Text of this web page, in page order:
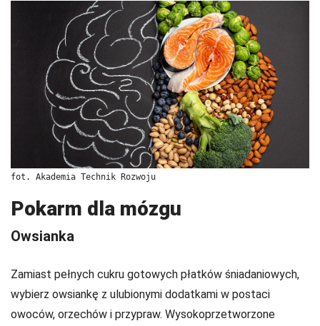
fot. Akademia Technik Rozwoju
Pokarm dla mózgu
Owsianka
Zamiast pełnych cukru gotowych płatków śniadaniowych,
wybierz owsiankę z ulubionymi dodatkami w postaci
owoców, orzechów i przypraw. Wysokoprzetworzone